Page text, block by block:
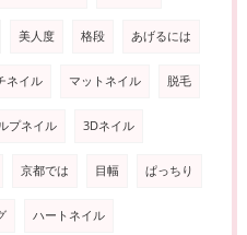
美人度 格段 あげるには
ネイル マットネイル 脱毛
プネイル 3Dネイル
京都では 目幅 ぱっちり
ハートネイル